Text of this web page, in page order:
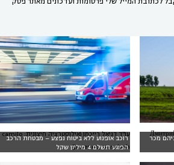
מכר
רוכב אופנוע ללא ביטוח נפצע – מבטחת הרכב
הפוגע תשלם 4 מיליון שקל
עו"ד דניאל רייכמן (אילוסטרציה חיצונית: camilo
jimenez, Unsplash)